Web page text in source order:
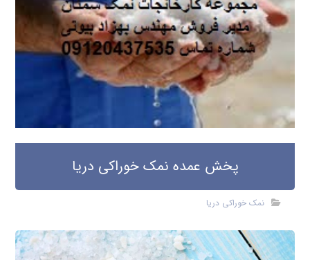
پخش عمده نمک خوراکی دریا
نمک خوراکی دریا